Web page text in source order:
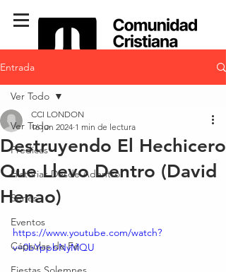
Entrada
Ver Todo
Predicas
Historias Desde Adentro
Series
Eventos
Cápsulas de Fé
Ver Todo
Destruyendo El Hechicero
Que Llevo Dentro (David
Henao)
CCI LONDON
16 jun 2024 1 min de lectura
https://www.youtube.com/watch?
v=0bYppbNyMQU